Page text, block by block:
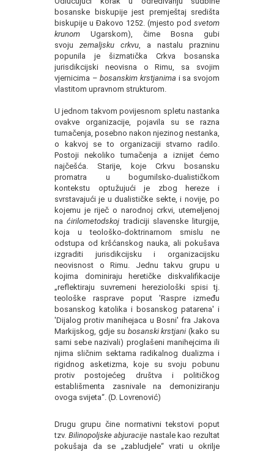
bosanske biskupije jest premještaj središta
biskupije u Đakovo 1252. (mjesto pod svetom
krunom Ugarskom), čime Bosna gubi
svoju zemaljsku crkvu , a nastalu prazninu
popunila je šizmatička Crkva bosanska
jurisdikcijski neovisna o Rimu, sa svojim
vjernicima –bosanskim krstjanima i sa svojom
vlastitom upravnom strukturom.
U jednom takvom povijesnom spletu nastanka
ovakve organizacije, pojavila su se razna
tumačenja, posebno nakon njezinog nestanka,
o kakvoj se to organizaciji stvarno radilo.
Postoji nekoliko tumačenja a iznijet ćemo
najčešća. Starije, koje Crkvu bosansku
promatra u bogumilsko-dualističkom
kontekstu optužujući je zbog hereze i
svrstavajući je u dualističke sekte, i novije, po
kojemu je riječ o narodnoj crkvi, utemeljenoj
naćirilometodskoj tradiciji slavenske liturgije,
koja u teološko-doktrinarnom smislu ne
odstupa od kršćanskog nauka, ali pokušava
izgraditi jurisdikcijsku i organizacijsku
neovisnost o Rimu. Jednu takvu grupu u
kojima dominiraju heretičke diskvalifikacije
„reflektiraju suvremeni hereziološki spisi tj.
teološke rasprave poput 'Raspre između
bosanskog katolika i bosanskog patarena' i
'Dijalog protiv manihejaca u Bosni' fra Jakova
Markijskog, gdje su bosanski krstjani (kako su
sami sebe nazivali) proglašeni manihejcima ili
njima sličnim sektama radikalnog dualizma i
rigidnog asketizma, koje su svoju pobunu
protiv postojećeg društva i političkog
establišmenta zasnivale na demoniziranju
ovoga svijeta“. (D. Lovrenović)
Drugu grupu čine normativni tekstovi poput
tzv. Bilinopoljske abjuracije nastale kao rezultat
pokušaja da se „zabludjele“ vrati u okrilje